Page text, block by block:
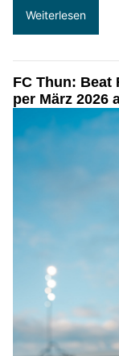
Weiterlesen
FC Thun: Beat
per März 2026